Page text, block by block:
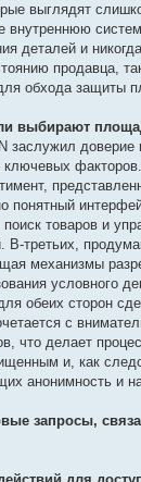
выглядят
внутреннюю
деталей и
продавца,
обхода защиты
выбирают
заслужил доверие
ключевых
понятный
товаров и
В-третьих,
механизмы
условного
обеих сторон
с
что делает
и, как
анонимность и
запросы,